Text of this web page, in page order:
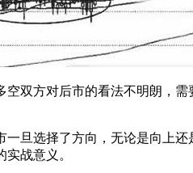
方对后市的看法不明朗，
选择了方向，无论是向上
战意义。